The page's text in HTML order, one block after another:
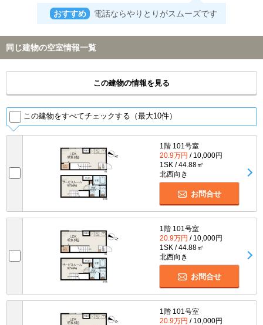
おすすめ 電話ならやりとりがスムーズです
同じ建物の空室情報一覧
この建物の情報を見る
この建物をすべてチェックする（最大10件）
1階 101号室
20.9万円 / 10,000円
1SK / 44.88㎡
北西向き
お問合せ
1階 101号室
20.9万円 / 10,000円
1SK / 44.88㎡
北西向き
お問合せ
1階 101号室
20.9万円 / 10,000円